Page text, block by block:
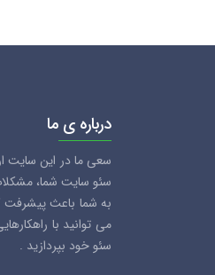
درباره ی ما
سعی ما در این سایت
سئو سایت شما،
به شما باعث پیشرفت
می توانید با
سئو خود بپردازید .